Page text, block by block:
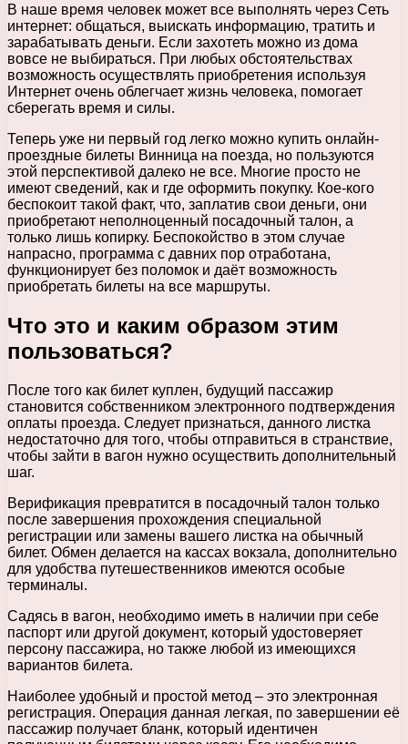
В наше время человек может все выполнять через Сеть
интернет: общаться, выискать информацию, тратить и
зарабатывать деньги. Если захотеть можно из дома
вовсе не выбираться. При любых обстоятельствах
возможность осуществлять приобретения используя
Интернет очень облегчает жизнь человека, помогает
сберегать время и силы.
Теперь уже ни первый год легко можно купить онлайн-
проездные билеты Винница на поезда, но пользуются
этой перспективой далеко не все. Многие просто не
имеют сведений, как и где оформить покупку. Кое-кого
беспокоит такой факт, что, заплатив свои деньги, они
приобретают неполноценный посадочный талон, а
только лишь копирку. Беспокойство в этом случае
напрасно, программа с давних пор отработана,
функционирует без поломок и даёт возможность
приобретать билеты на все маршруты.
Что это и каким образом этим
пользоваться?
После того как билет куплен, будущий пассажир
становится собственником электронного подтверждения
оплаты проезда. Следует признаться, данного листка
недостаточно для того, чтобы отправиться в странствие,
чтобы зайти в вагон нужно осуществить дополнительный
шаг.
Верификация превратится в посадочный талон только
после завершения прохождения специальной
регистрации или замены вашего листка на обычный
билет. Обмен делается на кассах вокзала, дополнительно
для удобства путешественников имеются особые
терминалы.
Садясь в вагон, необходимо иметь в наличии при себе
паспорт или другой документ, который удостоверяет
персону пассажира, но также любой из имеющихся
вариантов билета.
Наиболее удобный и простой метод – это электронная
регистрация. Операция данная легкая, по завершении её
пассажир получает бланк, который идентичен